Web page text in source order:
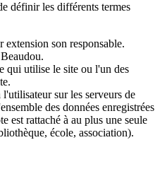
définir les différents termes
extension son responsable.
qui utilise le site ou l'un des
l'utilisateur sur les serveurs de
des données enregistrées
est rattaché à au plus une seule
école, association).